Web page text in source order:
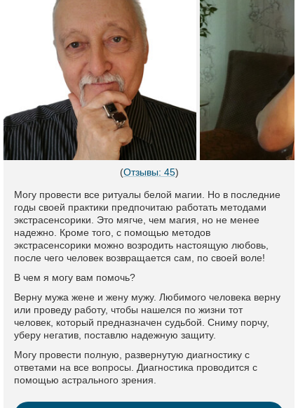
(Отзывы: 45)
Могу провести все ритуалы белой магии. Но в последние
годы своей практики предпочитаю работать методами
экстрасенсорики. Это мягче, чем магия, но не менее
надежно. Кроме того, с помощью методов
экстрасенсорики можно возродить настоящую любовь,
после чего человек возвращается сам, по своей воле!
В чем я могу вам помочь?
Верну мужа жене и жену мужу. Любимого человека верну
или проведу работу, чтобы нашелся по жизни тот
человек, который предназначен судьбой. Сниму порчу,
уберу негатив, поставлю надежную защиту.
Могу провести полную, развернутую диагностику с
ответами на все вопросы. Диагностика проводится с
помощью астрального зрения.